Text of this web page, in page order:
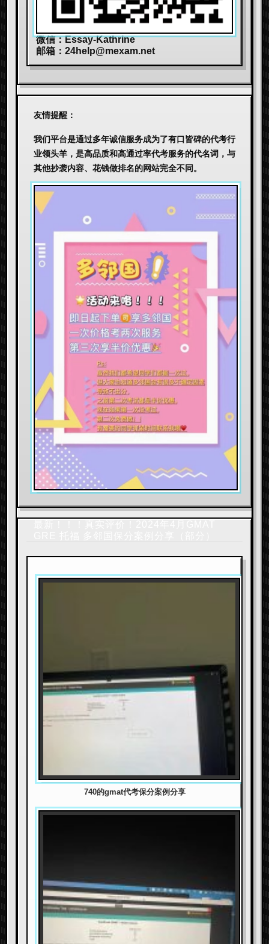
微信：Essay-Kathrine
邮箱： 24help@mexam.net
友情提醒：
我们平台是通过多年诚信服务成为了有口皆碑的代考行
业领头羊，是高品质和高通过率代考服务的代名词，与
其他抄袭内容、花钱做排名的网站完全不同。
740的gmat代考保分案例分享